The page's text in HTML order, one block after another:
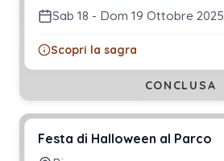
Sab 18 - Dom 19 Ottobre 2025
Scopri la sagra
CONCLUSA
Festa di Halloween al Parco